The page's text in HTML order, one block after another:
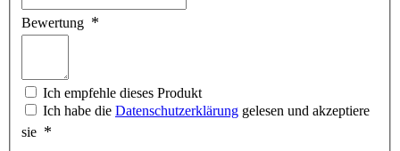
Bewertung
Ich empfehle dieses Produkt
Ich habe die Datenschutzerklärung gelesen und akzeptiere
sie